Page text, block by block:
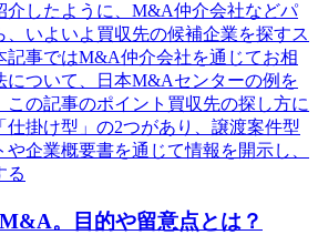
介したように、M&A仲介会社などパ
、いよいよ買収先の候補企業を探すス
記事ではM&A仲介会社を通じてお相
について、日本M&Aセンターの例を
この記事のポイント買収先の探し方に
仕掛け型」の2つがあり、譲渡案件型
企業概要書を通じて情報を開示し、
る
。目的や留意点とは？